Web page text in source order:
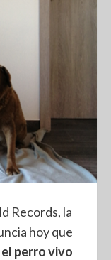
Records, la
hoy que
el perro vivo